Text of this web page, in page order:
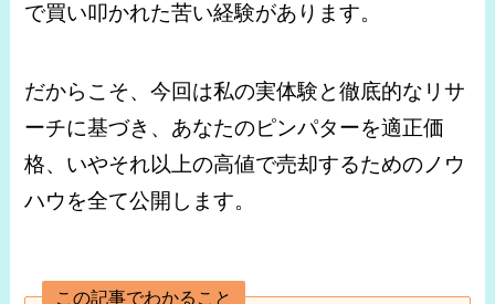
で買い叩かれた苦い経験があります。
だからこそ、今回は私の実体験と徹底的なリサ
ーチに基づき、あなたのピンパターを適正価
格、いやそれ以上の高値で売却するためのノウ
ハウを全て公開します。
この記事でわかること